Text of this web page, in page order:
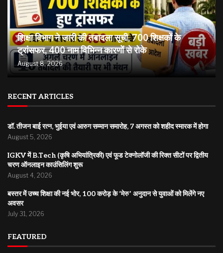
शिक्षा विभाग ने जारी की तबादला सूची, 700 शिक्षकों के
ट्रांसफर, 400 नाम विभिन्न कारणों से रोके
August 8, 2026
RECENT ARTICLES
डॉ. तीजन बाई रत्न, भुईया एवं आरुग सम्मान समारोह, 7 अगस्त को शहीद स्मारक में होगा
August 5, 2026
IGKV में B.Tech (कृषि अभियांत्रिकी) एवं फूड टेक्नोलॉजी की रिक्त सीटों पर द्वितीय
चरण ऑनलाइन काउंसिलिंग शुरू
August 4, 2026
बस्तर में उच्च शिक्षा की नई भोर, 100 करोड़ के ‘मेरु’ अनुदान से युवाओं को मिलेंगे नए
अवसर
July 31, 2026
FEATURED